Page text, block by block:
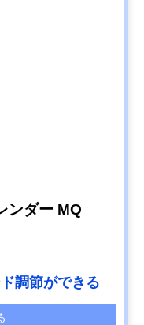
ンダー MQ
調節ができる